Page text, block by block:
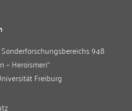
Sonderforschungsbereichs 948
– Heroismen“
Freiburg